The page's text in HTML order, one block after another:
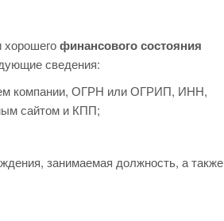
хорошегофинансового состояния
сведения:
компании, ОГРН или ОГРИП, ИНН,
сайтом и КПП;
занимаемая должность, а также